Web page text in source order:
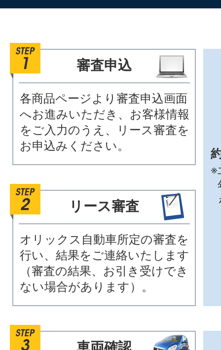
審査申込
各商品ページより審査申込画面
へお進みいただき、お客様情報
をご入力のうえ、リース審査を
お申込みください。
リース審査
オリックス自動車所定の審査を
行い、結果をご連絡いたします
（審査の結果、お引き受けでき
ない場合があります）。
※